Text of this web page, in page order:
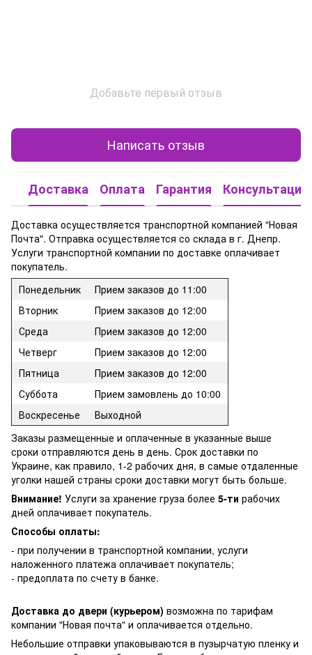
Добавьте первый отзыв
Написать отзыв
Доставка Оплата Гарантия Консультация
Доставка осуществляется транспортной компанией "Новая
Почта". Отправка осуществляется со склада в г. Днепр.
Услуги транспортной компании по доставке оплачивает
покупатель.
Понедельник
Прием заказов до 11:00
Вторник
Прием заказов до 12:00
Среда
Прием заказов до 12:00
Четверг
Прием заказов до 12:00
Пятница
Прием заказов до 12:00
Суббота
Прием замовлень до 10:00
Воскресенье
Выходной
Заказы размещенные и оплаченные в указанные выше
сроки отправляются день в день. Срок доставки по
Украине, как правило, 1-2 рабочих дня, в самые отдаленные
уголки нашей страны сроки доставки могут быть больше.
Внимание! Услуги за хранение груза более 5-ти рабочих
дней оплачивает покупатель.
Способы оплаты:
- при получении в транспортной компании, услуги
наложенного платежа оплачивает покупатель;
- предоплата по счету в банке.
Доставка до двери (курьером) возможна по тарифам
компании "Новая почта" и оплачивается отдельно.
Небольшие отправки упаковываются в пузырчатую пленку и